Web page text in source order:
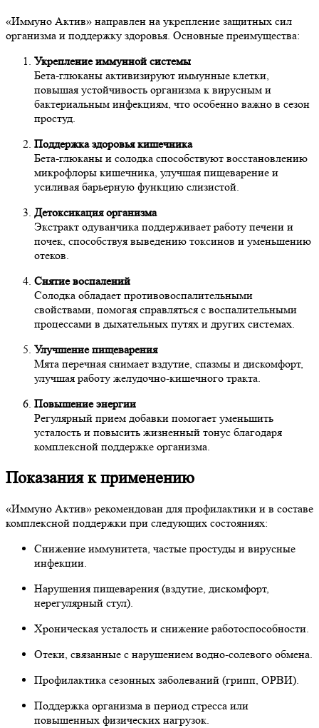
«Иммуно Актив» направлен на укрепление защитных сил
организма и поддержку здоровья. Основные преимущества:
Укрепление иммунной системы
Бета-глюканы активизируют иммунные клетки,
повышая устойчивость организма к вирусным и
бактериальным инфекциям, что особенно важно в сезон
простуд.
Поддержка здоровья кишечника
Бета-глюканы и солодка способствуют восстановлению
микрофлоры кишечника, улучшая пищеварение и
усиливая барьерную функцию слизистой.
Детоксикация организма
Экстракт одуванчика поддерживает работу печени и
почек, способствуя выведению токсинов и уменьшению
отеков.
Снятие воспалений
Солодка обладает противовоспалительными
свойствами, помогая справляться с воспалительными
процессами в дыхательных путях и других системах.
Улучшение пищеварения
Мята перечная снимает вздутие, спазмы и дискомфорт,
улучшая работу желудочно-кишечного тракта.
Повышение энергии
Регулярный прием добавки помогает уменьшить
усталость и повысить жизненный тонус благодаря
комплексной поддержке организма.
Показания к применению
«Иммуно Актив» рекомендован для профилактики и в составе
комплексной поддержки при следующих состояниях:
Снижение иммунитета, частые простуды и вирусные
инфекции.
Нарушения пищеварения (вздутие, дискомфорт,
нерегулярный стул).
Хроническая усталость и снижение работоспособности.
Отеки, связанные с нарушением водно-солевого обмена.
Профилактика сезонных заболеваний (грипп, ОРВИ).
Поддержка организма в период стресса или
повышенных физических нагрузок.